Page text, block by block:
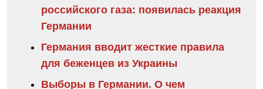
российского газа: появилась реакция
Германии
Германия вводит жесткие правила
для беженцев из Украины
Выборы в Германии. О чем